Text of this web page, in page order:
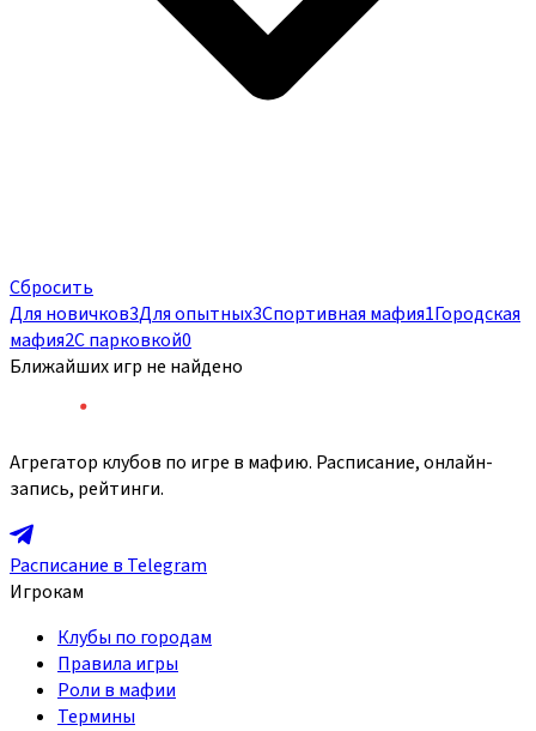
Сбросить
Для новичков3Для опытных3Спортивная мафия1Городская
мафия2С парковкой0
Ближайших игр не найдено
Агрегатор клубов по игре в мафию. Расписание, онлайн-
запись, рейтинги.
Расписание в Telegram
Игрокам
Клубы по городам
Правила игры
Роли в мафии
Термины